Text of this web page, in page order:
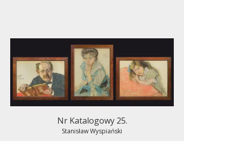
Nr Katalogowy 25.
Stanisław Wyspiański